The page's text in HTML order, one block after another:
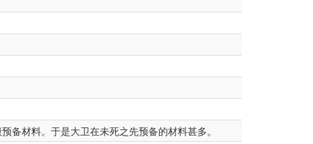
预备材料。于是大卫在未死之先预备的材料甚多。